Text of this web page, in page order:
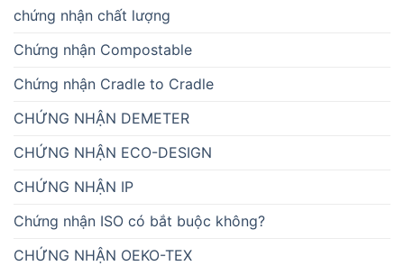
chứng nhận chất lượng
Chứng nhận Compostable
Chứng nhận Cradle to Cradle
CHỨNG NHẬN DEMETER
CHỨNG NHẬN ECO-DESIGN
CHỨNG NHẬN IP
Chứng nhận ISO có bắt buộc không?
CHỨNG NHẬN OEKO-TEX